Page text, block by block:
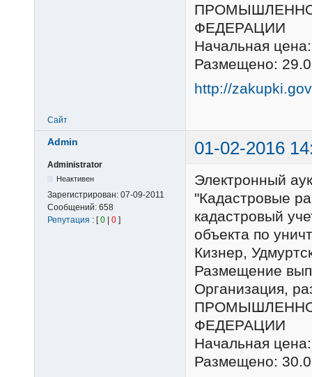
ФЕДЕРАЦИИ
Начальная
Размещено:
http://
Сайт
Admin 01-02-2016
Administrator
Неактивен
Зарегистрирован: 07-09-2011
Сообщений: 658
Репутация : [0 | 0 ]
Электронный
"Кадастровые
кадастровый
объекта по
Кизнер,
Размещение
Организация,
ФЕДЕРАЦИИ
Начальная
Размещено: